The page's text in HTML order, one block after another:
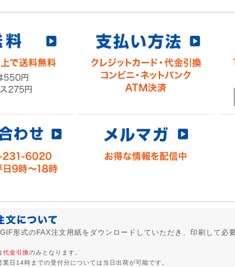
形式のFAX注文用紙をダウンロードしていただき、印刷して必
代金引換のみとなります。
日14時までの受付分については当日出荷が可能です。